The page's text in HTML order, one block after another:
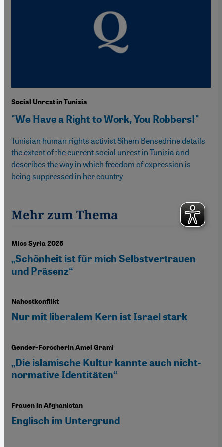
Social Unrest in Tunisia
"We Have a Right to Work, You Robbers!"
Tunisian human rights activist Sihem Bensedrine details
the extent of the current social unrest in Tunisia and
describes the way in which freedom of expression is
being suppressed in her country
Mehr zum Thema
Miss Syria 2026
„Schönheit ist für mich Selbstvertrauen
und Präsenz“
Nahostkonflikt
Nur mit liberalem Kern ist Israel stark
Gender-Forscherin Amel Grami
„Die islamische Kultur kannte auch nicht-
normative Identitäten“
Frauen in Afghanistan
Englisch im Untergrund